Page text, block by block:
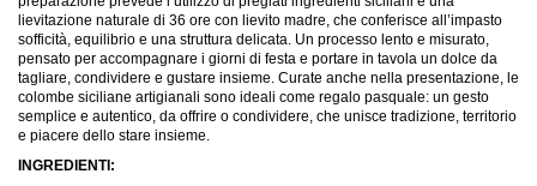
lievitazione naturale di 36 ore con lievito madre, che conferisce all’impasto
sofficità, equilibrio e una struttura delicata. Un processo lento e misurato,
pensato per accompagnare i giorni di festa e portare in tavola un dolce da
tagliare, condividere e gustare insieme. Curate anche nella presentazione, le
colombe siciliane artigianali sono ideali come regalo pasquale: un gesto
semplice e autentico, da offrire o condividere, che unisce tradizione, territorio
e piacere dello stare insieme.
INGREDIENTI: